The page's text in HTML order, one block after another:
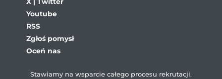
Youtube
RSS
Zgłoś pomysł
Oceń nas
Stawiamy na wsparcie całego procesu rekrutacji,